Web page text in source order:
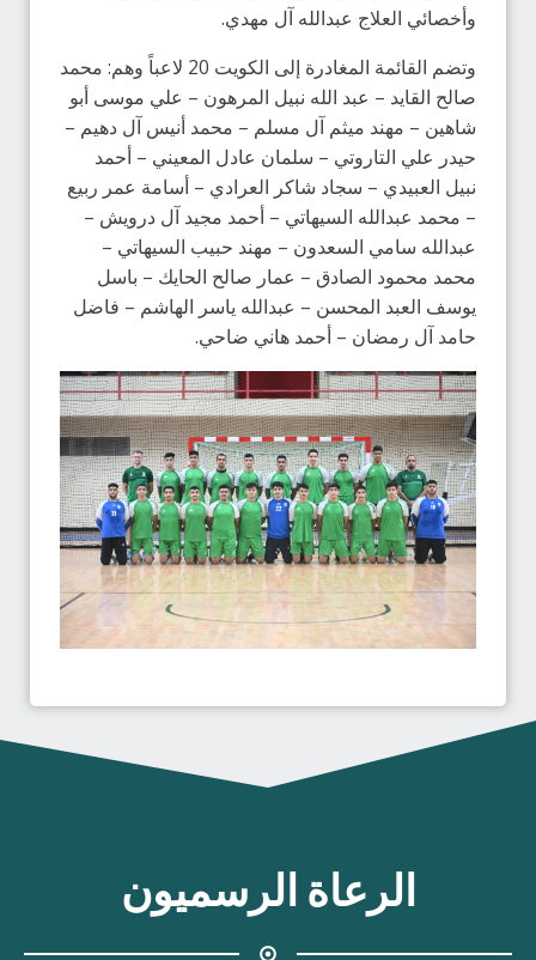
وأخصائي العلاج عبدالله آل مهدي.
وتضم القائمة المغادرة إلى الكويت 20 لاعباً وهم: محمد
صالح القايد – عبد الله نبيل المرهون – علي موسى أبو
شاهين – مهند ميثم آل مسلم – محمد أنيس آل دهيم –
حيدر علي التاروتي – سلمان عادل المعيني – أحمد
نبيل العبيدي – سجاد شاكر العرادي – أسامة عمر ربيع
– محمد عبدالله السيهاتي – أحمد مجيد آل درويش –
عبدالله سامي السعدون – مهند حبيب السيهاتي –
محمد محمود الصادق – عمار صالح الحايك – باسل
يوسف العبد المحسن – عبدالله ياسر الهاشم – فاضل
حامد آل رمضان – أحمد هاني ضاحي.
الرعاة الرسميون